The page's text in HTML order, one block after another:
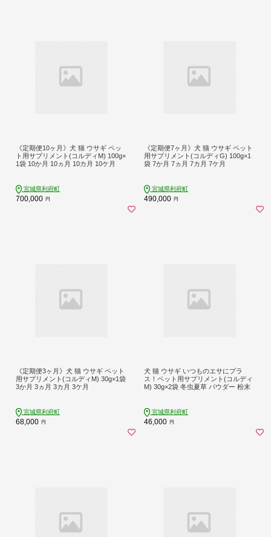
《定期便10ヶ月》犬 猫 ウサギ ペッ
ト用サプリメント(コルディM) 100g×
1袋 10か月 10ヵ月 10カ月 10ケ月
宮城県利府町
700,000 円
《定期便7ヶ月》犬 猫 ウサギ ペット
用サプリメント(コルディG) 100g×1
袋 7か月 7ヵ月 7カ月 7ケ月
宮城県利府町
490,000 円
《定期便3ヶ月》犬 猫 ウサギ ペット
用サプリメント(コルディM) 30g×1袋
3か月 3ヵ月 3カ月 3ケ月
宮城県利府町
68,000 円
犬 猫 ウサギ いつものエサにプラ
ス！ペット用サプリメント(コルディ
M) 30g×2袋 冬虫夏草 パウダー 粉末
宮城県利府町
46,000 円